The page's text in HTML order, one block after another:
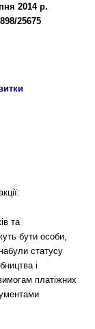
2014 р.
25675
та
бути особи,
статусу
і
платіжних